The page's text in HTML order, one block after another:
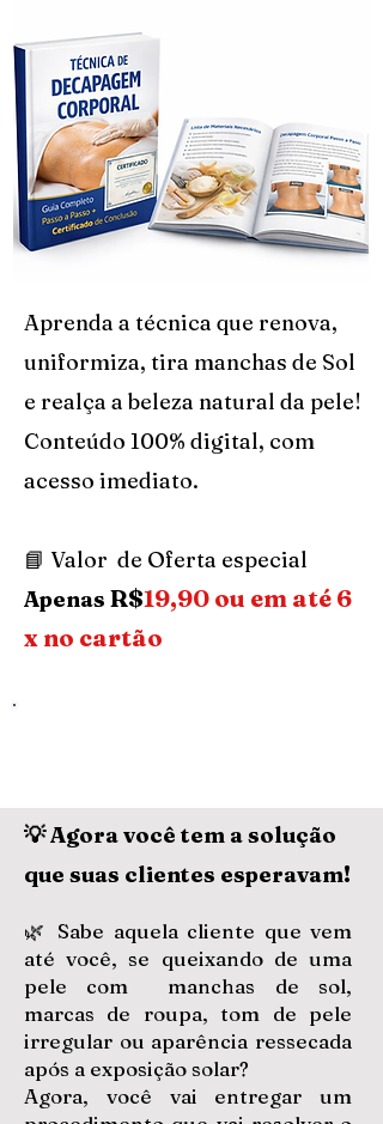
Aprenda a técnica que renova,
uniformiza, tira manchas de Sol
e realça a beleza natural da pele!
Conteúdo 100% digital, com
acesso imediato.
📘 Valor de Oferta especial
Apenas R$19,90 ou em até 6
x no cartão
💡 Agora você tem a solução
que suas clientes esperavam!
🌿 Sabe aquela cliente que vem
até você, se queixando de uma
pele com manchas de sol,
marcas de roupa, tom de pele
irregular ou aparência ressecada
após a exposição solar?
Agora, você vai entregar um